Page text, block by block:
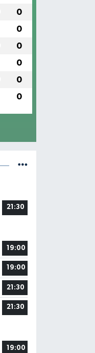
0
0
0
0
0
0
21:30
19:00
19:00
21:30
21:30
19:00